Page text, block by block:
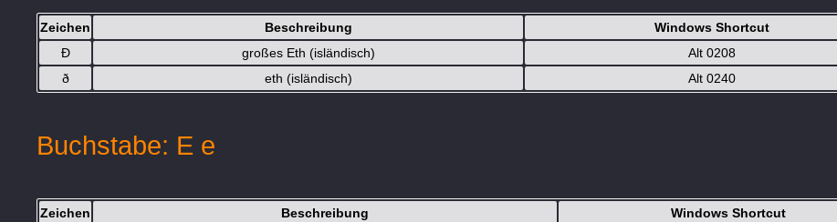
Zeichen Beschreibung
Windows Shortcut
Ð
großes Eth (isländisch)
Alt 0208
ð
eth (isländisch) Alt 0240
Buchstabe: E e
Zeichen Beschreibung
Windows Shortcut